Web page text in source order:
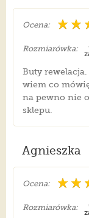
Ocena:
Rozmiarówka:
Buty rewelacja.
wiem co
na pewno nie
sklepu.
Agnieszka
Ocena:
Rozmiarówka: